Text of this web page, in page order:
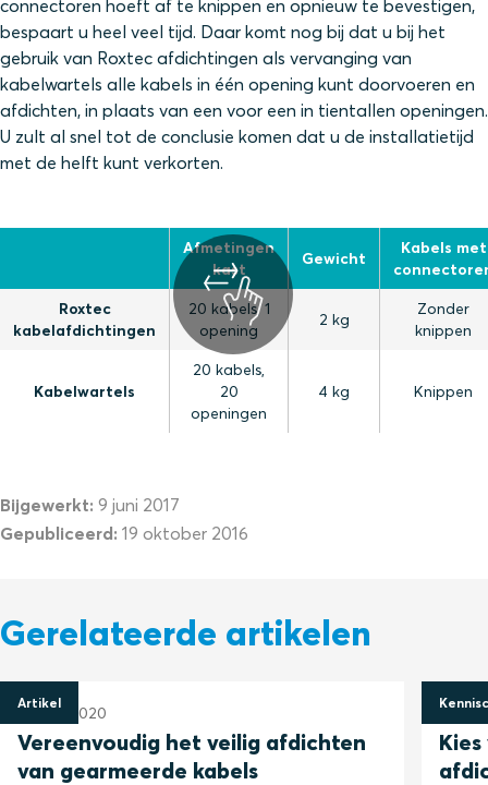
connectoren hoeft af te knippen en opnieuw te bevestigen,
bespaart u heel veel tijd. Daar komt nog bij dat u bij het
gebruik van Roxtec afdichtingen als vervanging van
kabelwartels alle kabels in één opening kunt doorvoeren en
afdichten, in plaats van een voor een in tientallen openingen.
U zult al snel tot de conclusie komen dat u de installatietijd
met de helft kunt verkorten.
Afmetingen
kast
Gewicht
Kabels met
Roxtec
kabelafdichtingen
20 kabels, 1
opening
2 kg
Zonder
knippen
Kabelwartels
20 kabels,
20
openingen
4 kg Knippen
Bijgewerkt: 9 juni 2017
Gepubliceerd: 19 oktober 2016
Gerelateerde artikelen
Artikel
27 mei 2020
Vereenvoudig het veilig afdichten
van gearmeerde kabels
27